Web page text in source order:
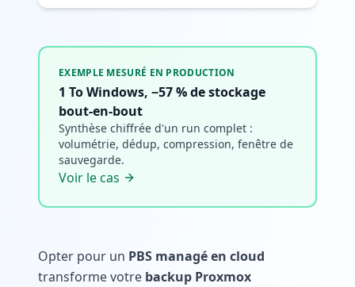
EXEMPLE MESURÉ EN PRODUCTION
1 To Windows, −57 % de stockage
bout-en-bout
Synthèse chiffrée d'un run complet :
volumétrie, dédup, compression, fenêtre de
sauvegarde.
Voir le cas
Opter pour un PBS managé en cloud
transforme votre backup Proxmox